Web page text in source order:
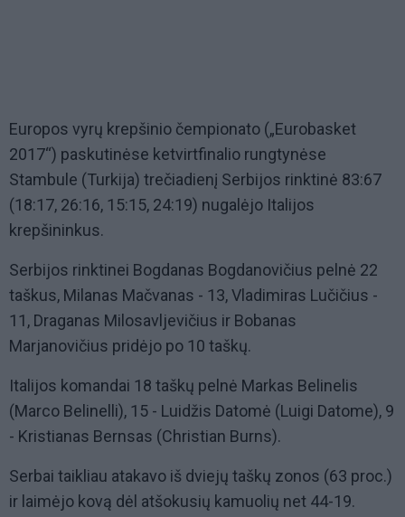
Europos vyrų krepšinio čempionato („Eurobasket
2017“) paskutinėse ketvirtfinalio rungtynėse
Stambule (Turkija) trečiadienį Serbijos rinktinė 83:67
(18:17, 26:16, 15:15, 24:19) nugalėjo Italijos
krepšininkus.
Serbijos rinktinei Bogdanas Bogdanovičius pelnė 22
taškus, Milanas Mačvanas - 13, Vladimiras Lučičius -
11, Draganas Milosavljevičius ir Bobanas
Marjanovičius pridėjo po 10 taškų.
Italijos komandai 18 taškų pelnė Markas Belinelis
(Marco Belinelli), 15 - Luidžis Datomė (Luigi Datome), 9
- Kristianas Bernsas (Christian Burns).
Serbai taikliau atakavo iš dviejų taškų zonos (63 proc.)
ir laimėjo kovą dėl atšokusių kamuolių net 44-19.